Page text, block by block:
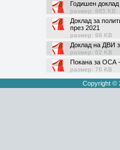
Годишен
размер: 885 KB
Доклад за
през 2021
размер: 98 KB
Доклад на ДВИ
размер: 62 KB
Покана за ОСА
размер: 76 KB
Copyright ©